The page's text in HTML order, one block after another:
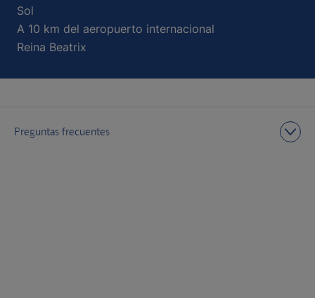
Sol
A 10 km del aeropuerto internacional
Reina Beatrix
Preguntas frecuentes